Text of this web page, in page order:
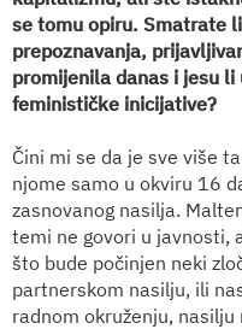
se tomu opiru. Smatrate
prepoznavanja,
promijenila danas i jesu
feminističke inicijative?
Čini mi se da je sve više
njome samo u okviru 16
zasnovanog nasilja.
temi ne govori u javnosti,
što bude počinjen neki
partnerskom nasilju, ili
radnom okruženju, nasilju